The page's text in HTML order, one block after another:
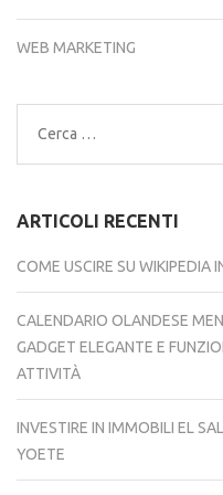
WEB MARKETING
Ricerca
per:
ARTICOLI RECENTI
COME USCIRE SU WIKIPEDIA
CALENDARIO OLANDESE
GADGET ELEGANTE E
ATTIVITÀ
INVESTIRE IN IMMOBILI EL
YOETE